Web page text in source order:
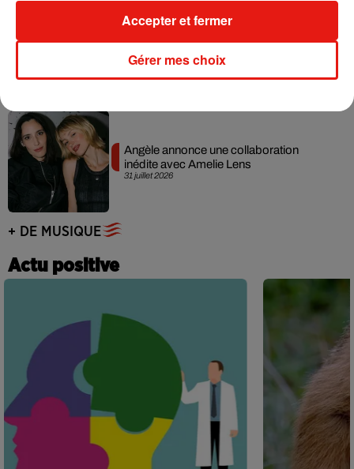
Ariana Grande se libère dans son nouvel
album « Petals »
31 juillet 2026
Angèle annonce une collaboration
inédite avec Amelie Lens
+ DE MUSIQUE
Actu positive
Gérer mes choix
Accepter et fermer